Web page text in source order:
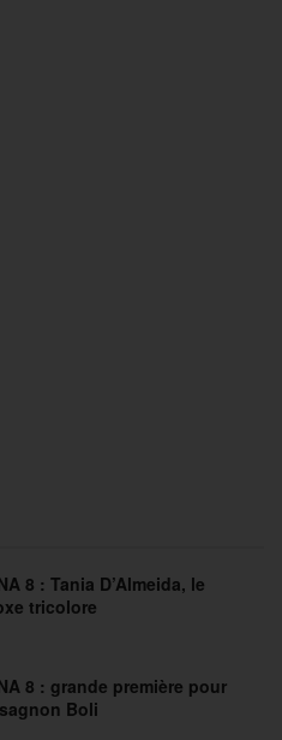
8 : Tania D’Almeida, le
tricolore
8 : grande première pour
Boli